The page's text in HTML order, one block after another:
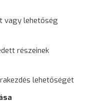
vagy lehetőség
részeinek
lehetőségét